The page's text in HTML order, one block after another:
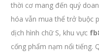
thời cơ mang đến quý
hóa vẫn mua thể trở buộc
dịch hình chữ S, khu vực
cống phẩm nạm nổi tiếng.